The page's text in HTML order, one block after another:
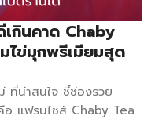
ยการดูที่อบอุ่น และใกล้ชิด
ปัญหาได้อย่างถูกจุด […]
กินคาด Chaby
ไข่มุกพรีเมียมสุด
ที่น่าสนใจ ชี้ช่องรวย
อ แฟรนไชส์ Chaby Tea